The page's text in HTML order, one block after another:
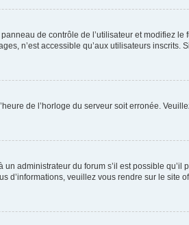
de contrôle de l’utilisateur et modifiez
n’est accessible qu’aux utilisateurs inscrits.
de l’horloge du serveur soit erronée.
administrateur du forum s’il est possible qu’il
d’informations, veuillez vous rendre sur le site